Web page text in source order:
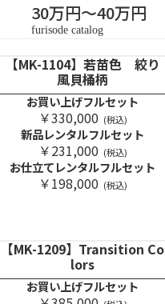
30万円～40万円
furisode catalog
【MK-1104】若苗色 絞り
風貝桶柄
お買い上げフルセット
￥330,000 (税込)
新品レンタルフルセット
￥231,000 (税込)
お仕立てレンタルフルセット
￥198,000 (税込)
【MK-1209】Transition Co
lors
お買い上げフルセット